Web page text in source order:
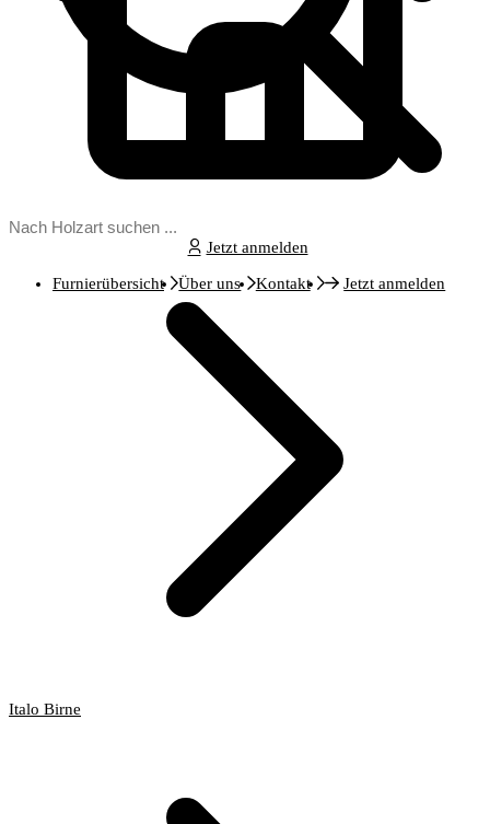
Jetzt anmelden
Furnierübersicht Über uns Kontakt Jetzt anmelden
Italo Birne